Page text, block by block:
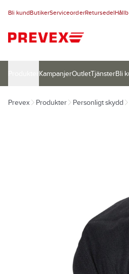
Bli kundButikerServiceorderRetursedel
KampanjerOutletTjänsterBli
Prevex Produkter Personligt skydd